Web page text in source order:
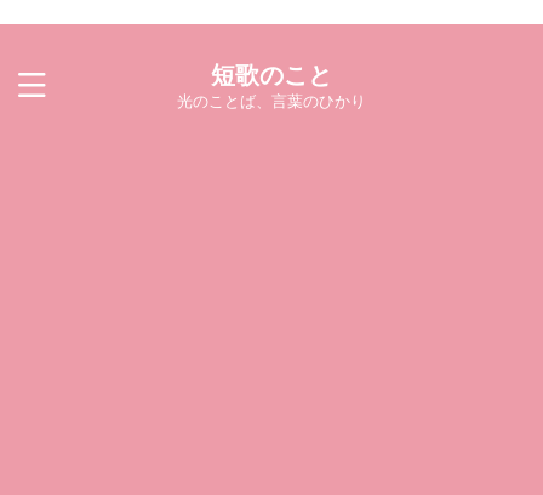
短歌のこと
光のことば、言葉のひかり